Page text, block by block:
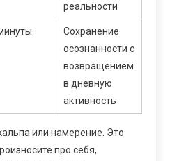
реальности
Сохранение
осознанности с
возвращением
в дневную
активность
или намерение. Это
про себя,